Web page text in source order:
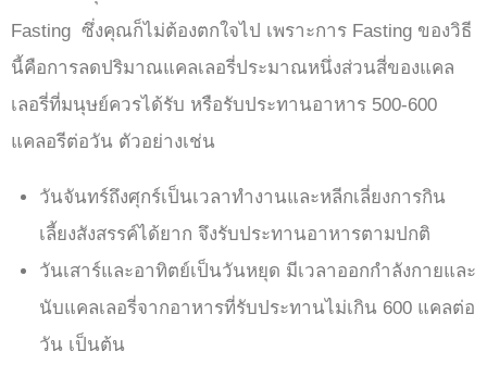
Fasting ซึ่งคุณก็ไม่ต้องตกใจไป เพราะการ Fasting ของวิธี
นี้คือการลดปริมาณแคลเลอรี่ประมาณหนึ่งส่วนสี่ของแคล
เลอรี่ที่มนุษย์ควรได้รับ หรือรับประทานอาหาร 500-600
แคลอรีต่อวัน ตัวอย่างเช่น
วันจันทร์ถึงศุกร์เป็นเวลาทำงานและหลีกเลี่ยงการกิน
เลี้ยงสังสรรค์ได้ยาก จึงรับประทานอาหารตามปกติ
วันเสาร์และอาทิตย์เป็นวันหยุด มีเวลาออกกำลังกายและ
นับแคลเลอรี่จากอาหารที่รับประทานไม่เกิน 600 แคลต่อ
วัน เป็นต้น